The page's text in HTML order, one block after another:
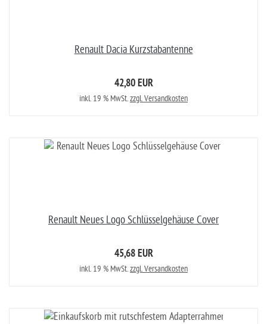
Renault Dacia Kurzstabantenne
42,80 EUR
inkl. 19 % MwSt.zzgl. Versandkosten
Renault Neues Logo Schlüsselgehäuse Cover
45,68 EUR
inkl. 19 % MwSt.zzgl. Versandkosten